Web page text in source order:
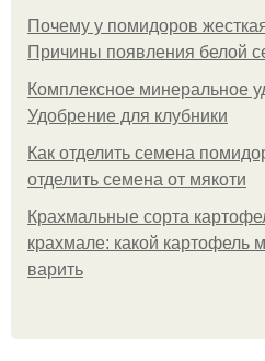
Почему у помидоров
Причины появления белой
Комплексное минеральное
Удобрение для клубники
Как отделить семена
отделить семена от мякоти
Крахмальные сорта
крахмале: какой картофель
варить